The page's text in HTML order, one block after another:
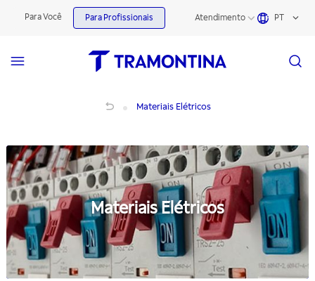
Para Você Para Profissionais Atendimento PT
Materiais Elétricos
Materiais Elétricos